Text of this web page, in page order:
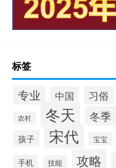
标签
专业 中国 习俗
农村 冬天 冬季
孩子 宋代 宝宝
手机 技能 攻略